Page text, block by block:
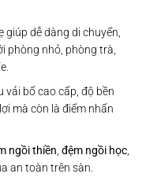
giúp dễ dàng di chuyển,
phòng nhỏ, phòng trà,
bố cao cấp, độ bền
mà còn là điểm nhấn
ngồi thiền đệm ngồi học,
an toàn trên sàn.